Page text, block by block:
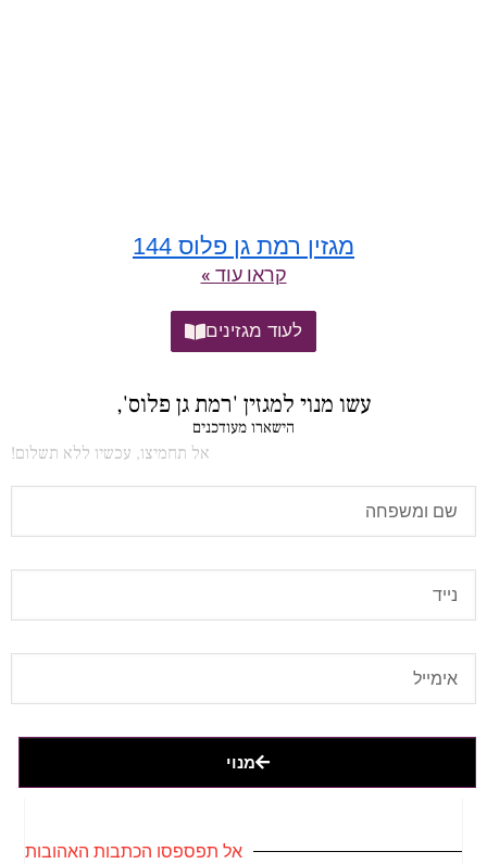
מגזין רמת גן פלוס 144
קראו עוד »
לעוד מגזינים
עשו מנוי למגזין 'רמת גן פלוס',
הישארו מעודכנים
אל תחמיצו, עכשיו ללא תשלום!
מנוי
אל תפספסו הכתבות האהובות